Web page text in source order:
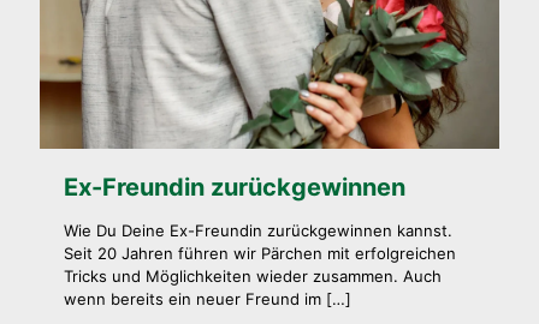
Ex-Freundin zurückgewinnen
Wie Du Deine Ex-Freundin zurückgewinnen kannst.
Seit 20 Jahren führen wir Pärchen mit erfolgreichen
Tricks und Möglichkeiten wieder zusammen. Auch
wenn bereits ein neuer Freund im […]